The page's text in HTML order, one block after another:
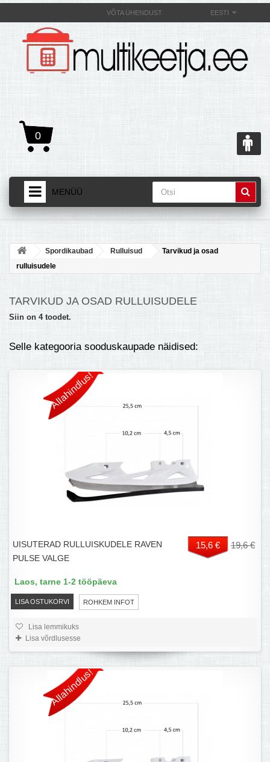
EESTI
VÕTA ÜHENDUST
0
MENÜÜ
+
TOOTED
MULTIKEETJAST JA SELLE OMADUSEST
KONTAKTID JA REKVISIIDID
Spordikaubad Rulluisud
Tarvikud ja osad
rulluisudele
TARVIKUD JA OSAD RULLUISUDELE
Siin on 4 toodet.
Selle kategooria sooduskaupade näidised:
Allahindlus!
UISUTERAD RULLUISKUDELE RAVEN
PULSE VALGE
15,6 € 19,6 €
LISA OSTUKORVI ROHKEM INFOT
Laos, tarne 1-2 tööpäeva
Lisa lemmikuks
Lisa võrdlusesse
Allahindlus!